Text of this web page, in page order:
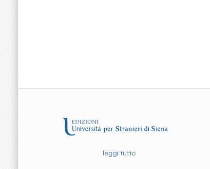
leggi tutto